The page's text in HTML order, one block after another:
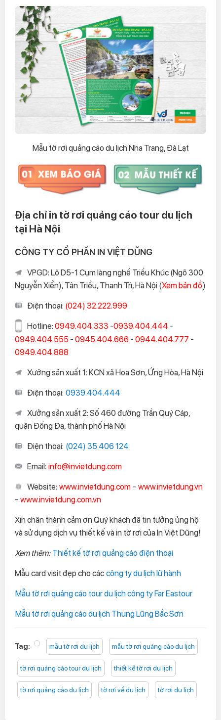
Mẫu tờ rơi quảng cáo du lịch Nha Trang, Đà Lạt
Địa chỉ in tờ rơi quảng cáo tour du lịch
tại Hà Nội
CÔNG TY CỔ PHẦN IN VIỆT DŨNG
VPGD: Lô D5-1 Cụm làng nghề Triều Khúc (Ngõ 300
Nguyễn Xiển), Tân Triều, Thanh Trì, Hà Nội (Xem bản đồ)
Điện thoại: (024) 32.222.999
Hotline: 0949.404.333 -0939.404.444 -
0949.404.555 - 0945.404.666 - 0944.404.777 -
0949.404.888
Xưởng sản xuất 1: KCN xã Hoa Sơn, Ứng Hòa, Hà Nội
Điện thoại: 0939.404.444
Xưởng sản xuất 2: Số 460 đường Trần Quý Cáp,
quận Đống Đa, thành phố Hà Nội
Điện thoại: (024) 35 406 124
Email: info@invietdung.com
Website: www.invietdung.com - www.invietdung.vn
- www.invietdung.com.vn
Xin chân thành cảm ơn Quý khách đã tin tưởng ủng hộ
và sử dụng dịch vụ thiết kế và in tờ rơi của In Việt Dũng!
Xem thêm: Thiết kế tờ rơi quảng cáo điện thoại
Mẫu card visit đẹp cho các công ty du lịch lữ hành
Mẫu tờ rơi quảng cáo tour du lịch công ty Far Eastour
Mẫu tờ rơi quảng cáo du lịch Thung Lũng Bắc Sơn
Tag: mẫu tờ rơi du lịch mẫu tờ rơi quảng cáo du lịch
tờ rơi quảng cáo tour du lịch thiết kế tờ rơi du lịch
tờ rơi quảng cáo du lịch tờ rơi về du lịch tờ rơi du lịch